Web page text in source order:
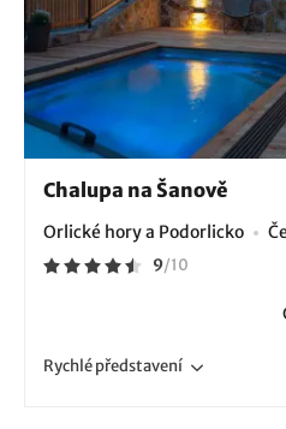
Chalupa na Šanově
Orlické hory a Podorlicko
9/10
Rychlépředstavení